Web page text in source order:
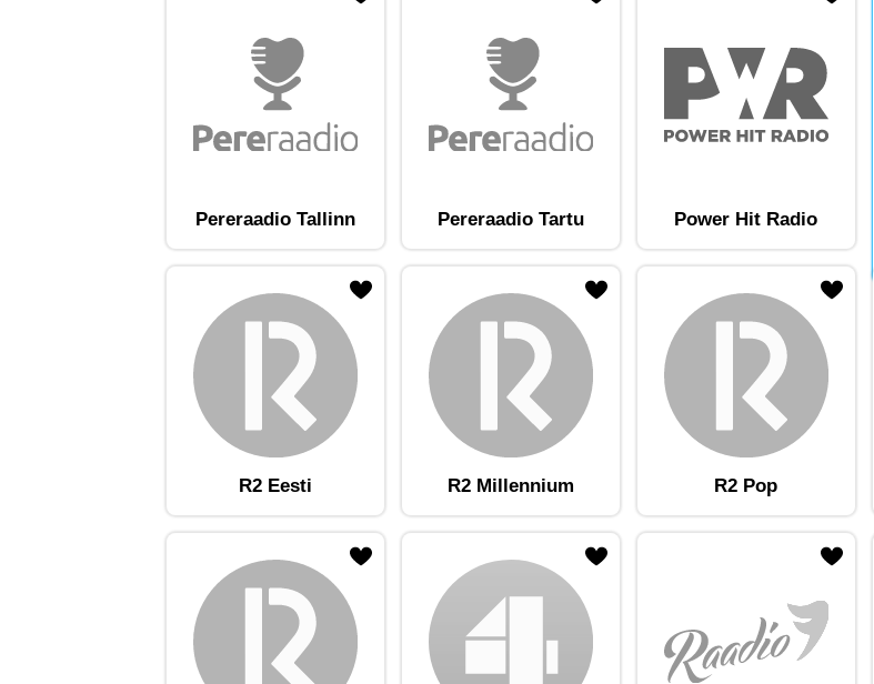
Pereraadio Tallinn Pereraadio Tartu Power Hit Radio
R2 Eesti R2 Millennium R2 Pop
Lisa raadiojaam lemmikute hulkaLisa raadiojaam lemmikute hulkaLisa raadiojaam lemmikute hulka
Lisa raadiojaam lemmikute hulkaLisa raadiojaam lemmikute hulkaLisa raadiojaam lemmikute hulka